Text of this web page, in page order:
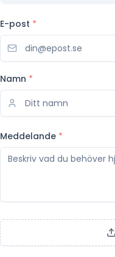
E-post *
Namn *
Meddelande *